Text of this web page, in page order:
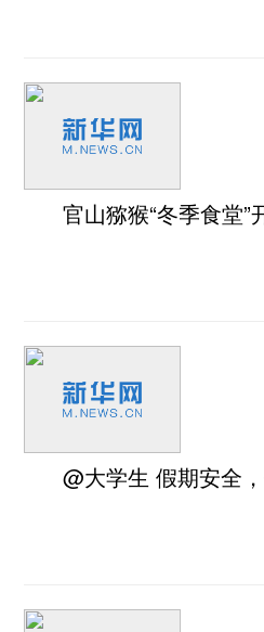
官山猕猴“冬季食堂”
@大学生 假期安全